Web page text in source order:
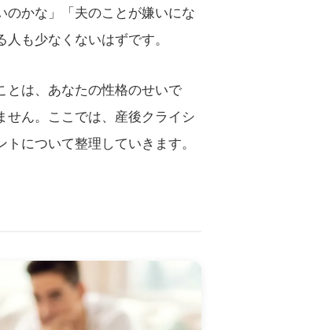
のかな」「夫のことが嫌いにな
も少なくないはずです。
とは、あなたの性格のせいで
せん。ここでは、産後クライシ
について整理していきます。